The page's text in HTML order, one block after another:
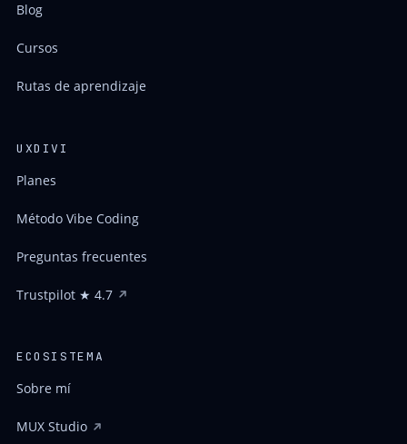
Blog
Cursos
Rutas de aprendizaje
UXDIVI
Planes
Método Vibe Coding
Preguntas frecuentes
Trustpilot ★ 4.7
ECOSISTEMA
Sobre mí
MUX Studio